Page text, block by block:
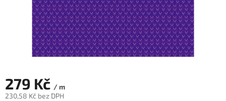
279 Kč / m
230,58 Kč bez DPH